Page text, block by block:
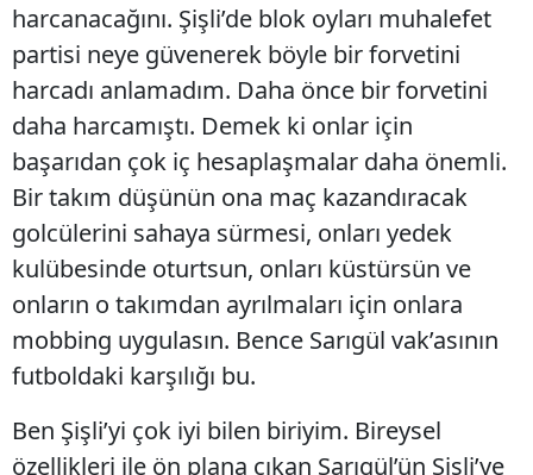
harcanacağını. Şişli’de blok oyları muhalefet
partisi neye güvenerek böyle bir forvetini
harcadı anlamadım. Daha önce bir forvetini
daha harcamıştı. Demek ki onlar için
başarıdan çok iç hesaplaşmalar daha önemli.
Bir takım düşünün ona maç kazandıracak
golcülerini sahaya sürmesi, onları yedek
kulübesinde oturtsun, onları küstürsün ve
onların o takımdan ayrılmaları için onlara
mobbing uygulasın. Bence Sarıgül vak’asının
futboldaki karşılığı bu.
Ben Şişli’yi çok iyi bilen biriyim. Bireysel
özellikleri ile ön plana çıkan Sarıgül’ün Şişli’ye